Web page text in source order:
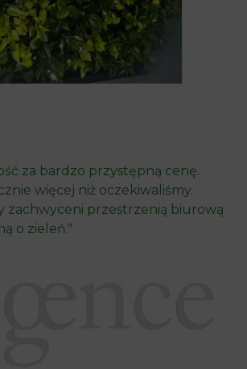
za bardzo przystępną cenę.
więcej niż oczekiwaliśmy.
zachwyceni przestrzenią biurową
o zieleń."